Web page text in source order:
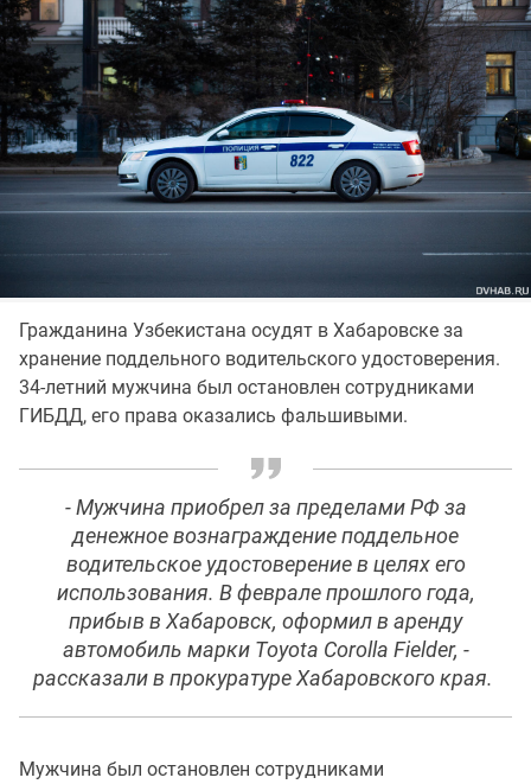
Гражданина Узбекистана осудят в Хабаровске за
хранение поддельного водительского удостоверения.
34-летний мужчина был остановлен сотрудниками
ГИБДД, его права оказались фальшивыми.
- Мужчина приобрел за пределами РФ за
денежное вознаграждение поддельное
водительское удостоверение в целях его
использования. В феврале прошлого года,
прибыв в Хабаровск, оформил в аренду
автомобиль марки Toyota Corolla Fielder, -
рассказали в прокуратуре Хабаровского края.
Мужчина был остановлен сотрудниками